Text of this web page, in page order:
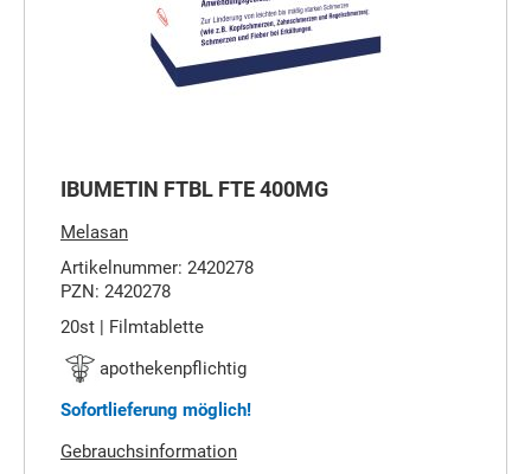
IBUMETIN FTBL FTE 400MG
Melasan
Artikelnummer: 2420278
PZN: 2420278
20st | Filmtablette
apothekenpflichtig
Sofortlieferung möglich!
Gebrauchsinformation